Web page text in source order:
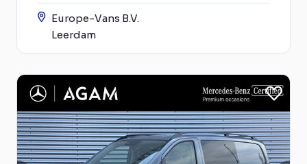
Europe-Vans B.V.
Leerdam